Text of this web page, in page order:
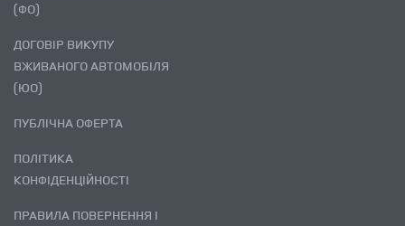
(ФО)
ДОГОВІР ВИКУПУ
ВЖИВАНОГО АВТОМОБІЛЯ
(ЮО)
ПУБЛІЧНА ОФЕРТА
ПОЛІТИКА
КОНФІДЕНЦІЙНОСТІ
ПРАВИЛА ПОВЕРНЕННЯ І